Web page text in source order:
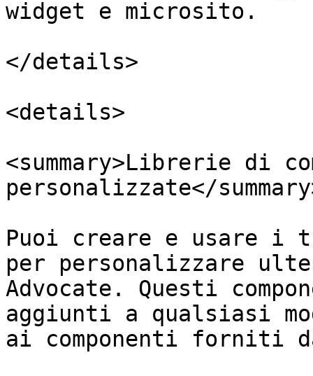
widget e microsito.
</details>
<details>
<summary>Librerie di
personalizzate</
Puoi creare e usare i
per personalizzare
Advocate. Questi
aggiunti a qualsiasi
ai componenti forniti